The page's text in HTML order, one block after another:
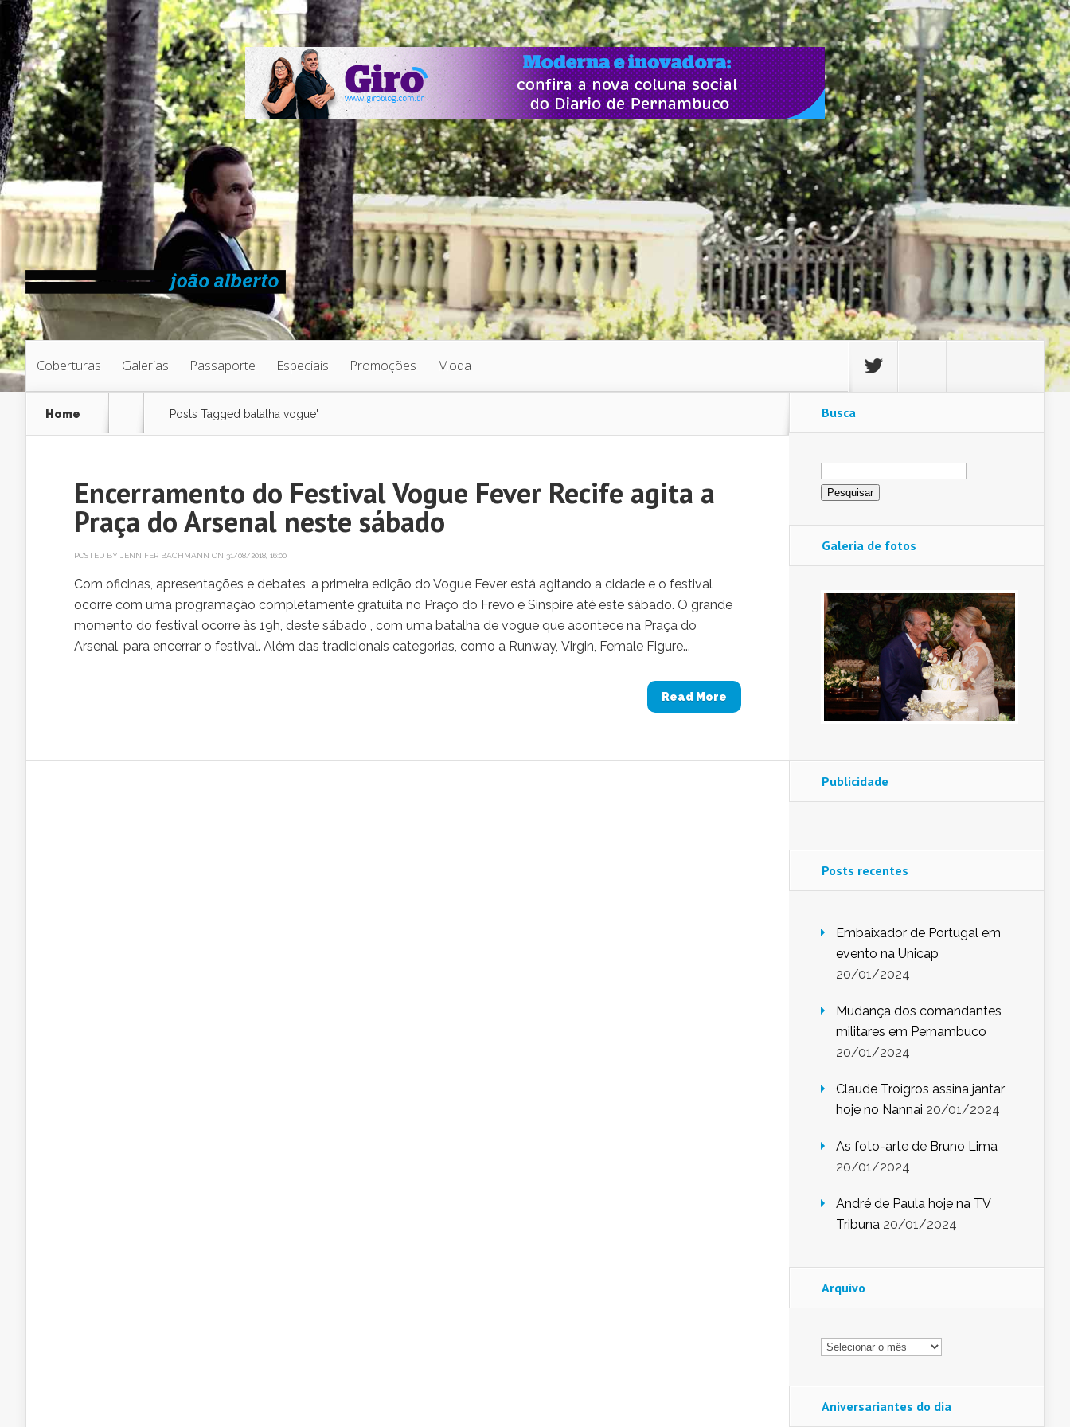
Coberturas Galerias Passaporte Especiais Promoções Moda
Home Posts Tagged batalha vogue"
Encerramento do Festival Vogue Fever Recife agita a
Praça do Arsenal neste sábado
POSTED BY JENNIFER BACHMANN ON 31/08/2018, 16:00
Com oficinas, apresentações e debates, a primeira edição do Vogue Fever está agitando a cidade e o festival
ocorre com uma programação completamente gratuita no Praço do Frevo e Sinspire até este sábado. O grande
momento do festival ocorre às 19h, deste sábado , com uma batalha de vogue que acontece na Praça do
Arsenal, para encerrar o festival. Além das tradicionais categorias, como a Runway, Virgin, Female Figure...
Read More
Busca
Pesquisar
por:
Galeria de fotos
Publicidade
Posts recentes
Embaixador de Portugal em
evento na Unicap
20/01/2024
Mudança dos comandantes
militares em Pernambuco
20/01/2024
Claude Troigros assina jantar
hoje no Nannai 20/01/2024
As foto-arte de Bruno Lima
20/01/2024
André de Paula hoje na TV
Tribuna 20/01/2024
Arquivo
Arquivo
Aniversariantes do dia